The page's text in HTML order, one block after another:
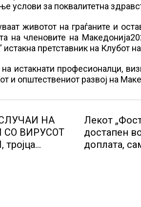
услови за поквалитетна
животот на граѓаните и
на членовите на
истакна претставник на Клубот
истакнати професионалци,
и општествениот развој на
НА
ВИРУСОТ
Лекот
достапен
доплата,